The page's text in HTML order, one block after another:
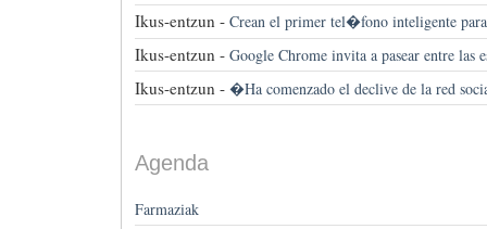
Ikus-entzun - Crean el primer tel�fono inteligente
Ikus-entzun - Google Chrome invita a pasear entre las
Ikus-entzun - �Ha comenzado el declive de la red
Agenda
Farmaziak